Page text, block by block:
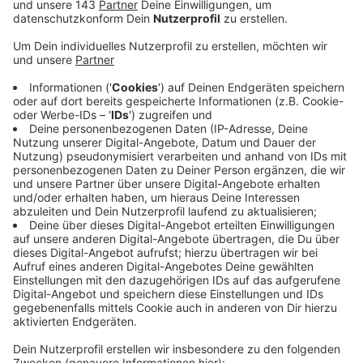
Die Briefwahl kann man auch per E-Mail oder per
Post beantragen und sich die Unterlagen nach
Hause schicken lassen.
Anzeige
Die Öffnungszeiten
Briefwahlbüro Ennepetal: Voerder Str. 39,
montags bis freitags von 8:00 bis 13:00 Uhr und
zusätzlich an montags und donnerstags von 14:00
bis 17:00 Uhr geöffnet.
Briefwahlbüro Witten: Obergeschoss des
Nordflügels im Rathaus, montags bis mittwochs
zwischen 8 und 16 Uhr, donnerstags von 8 bis 18
Uhr und freitags von 8 bis 13 Uhr (am 12.09. bis 15